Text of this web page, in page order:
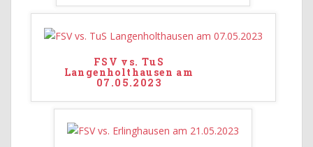
FSV vs. TuS
Langenholthausen am
07.05.2023